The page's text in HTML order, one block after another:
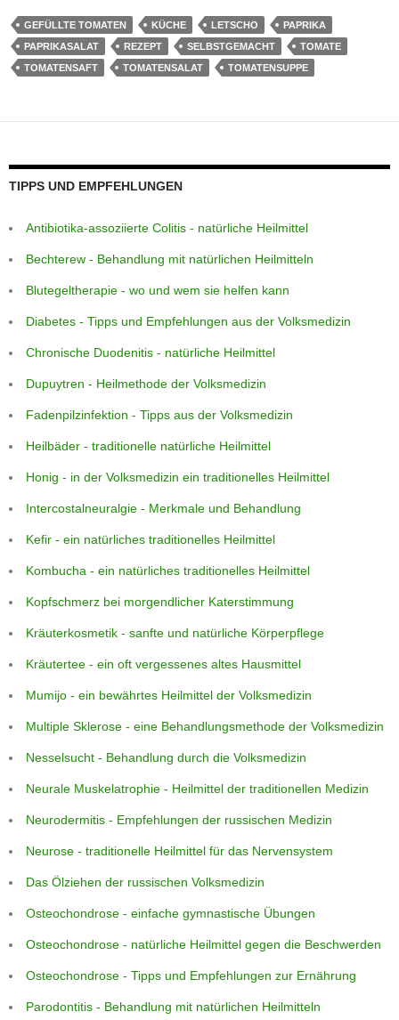
er
e
st
at
s
A
p
ail e
ss
a
g
ss
e
n
er
e
gr
a
c
e
o
k
GEFÜLLTE TOMATEN KÜCHE LETSCHO
PAPRIKA
PAPRIKASALAT
REZEPT SELBSTGEMACHT
TOMATE
TOMATENSAFT
TOMATENSALAT TOMATENSUPPE
TIPPS UND EMPFEHLUNGEN
Antibiotika-assoziierte Colitis - natürliche Heilmittel
Bechterew - Behandlung mit natürlichen Heilmitteln
Blutegeltherapie - wo und wem sie helfen kann
Diabetes - Tipps und Empfehlungen aus der Volksmedizin
Chronische Duodenitis - natürliche Heilmittel
Dupuytren - Heilmethode der Volksmedizin
Fadenpilzinfektion - Tipps aus der Volksmedizin
Heilbäder - traditionelle natürliche Heilmittel
Honig - in der Volksmedizin ein traditionelles Heilmittel
Intercostalneuralgie - Merkmale und Behandlung
Kefir - ein natürliches traditionelles Heilmittel
Kombucha - ein natürliches traditionelles Heilmittel
Kopfschmerz bei morgendlicher Katerstimmung
Kräuterkosmetik - sanfte und natürliche Körperpflege
Kräutertee - ein oft vergessenes altes Hausmittel
Mumijo - ein bewährtes Heilmittel der Volksmedizin
Multiple Sklerose - eine Behandlungsmethode der Volksmedizin
Nesselsucht - Behandlung durch die Volksmedizin
Neurale Muskelatrophie - Heilmittel der traditionellen Medizin
Neurodermitis - Empfehlungen der russischen Medizin
Neurose - traditionelle Heilmittel für das Nervensystem
Das Ölziehen der russischen Volksmedizin
Osteochondrose - einfache gymnastische Übungen
Osteochondrose - natürliche Heilmittel gegen die Beschwerden
Osteochondrose - Tipps und Empfehlungen zur Ernährung
Parodontitis - Behandlung mit natürlichen Heilmitteln